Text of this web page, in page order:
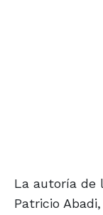
La autoría de
Patricio